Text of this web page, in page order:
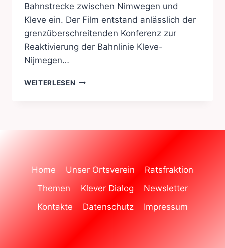
Bahnstrecke zwischen Nimwegen und
Kleve ein. Der Film entstand anlässlich der
grenzüberschreitenden Konferenz zur
Reaktivierung der Bahnlinie Kleve-
Nijmegen…
WEITERLESEN REAKTIVIERUNG
Home Unser Ortsverein
Ratsfraktion
Themen
Klever Dialog
Newsletter
Kontakte
Datenschutz Impressum